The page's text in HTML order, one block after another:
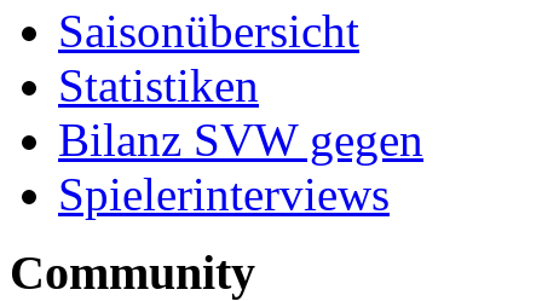
Saisonübersicht
Statistiken
Bilanz SVW gegen
Spielerinterviews
Community